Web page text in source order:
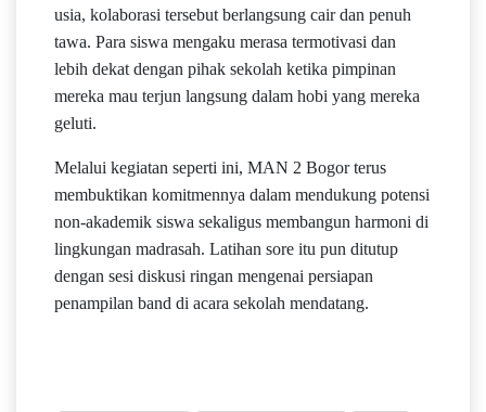
usia, kolaborasi tersebut berlangsung cair dan penuh
tawa. Para siswa mengaku merasa termotivasi dan
lebih dekat dengan pihak sekolah ketika pimpinan
mereka mau terjun langsung dalam hobi yang mereka
geluti.
Melalui kegiatan seperti ini, MAN 2 Bogor terus
membuktikan komitmennya dalam mendukung potensi
non-akademik siswa sekaligus membangun harmoni di
lingkungan madrasah. Latihan sore itu pun ditutup
dengan sesi diskusi ringan mengenai persiapan
penampilan band di acara sekolah mendatang.